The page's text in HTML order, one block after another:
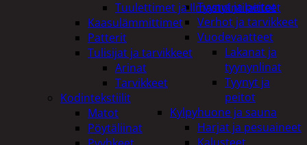
Tyynyt ja peitot
Verhot ja tarvikkeet
Vuodevaatteet
Lakanat ja
tyynynlinat
Tyynyt ja
peitot
Kylpyhuone ja sauna
Harjat ja pesuaineet
Tuulettimet ja Ilmastointilaitteet
Kaasulämmittimet
Patterit
Tulisijat ja tarvikkeet
Arinat
Tarvikkeet
Kodintekstiilit
Matot
Pöytäliinat